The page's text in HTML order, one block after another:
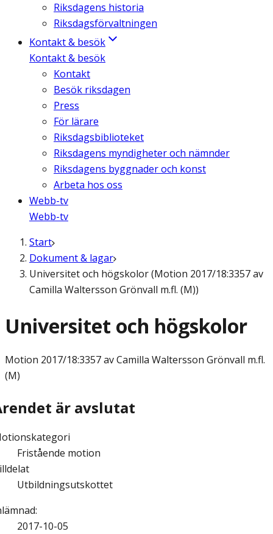
Riksdagens historia
Riksdagsförvaltningen
Kontakt & besök
Kontakt & besök
Kontakt
Besök riksdagen
Press
För lärare
Riksdagsbiblioteket
Riksdagens myndigheter och nämnder
Riksdagens byggnader och konst
Arbeta hos oss
Webb-tv
Webb-tv
Start
Dokument & lagar
Universitet och högskolor (Motion 2017/18:3357 av
Camilla Waltersson Grönvall m.fl. (M))
Universitet och högskolor
Motion 2017/18:3357 av Camilla Waltersson Grönvall m.fl.
(M)
är avslutat
Fristående motion
Utbildningsutskottet
:
2017-10-05